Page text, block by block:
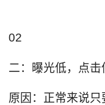
02
二：曝光低，点击
原因：正常来说只